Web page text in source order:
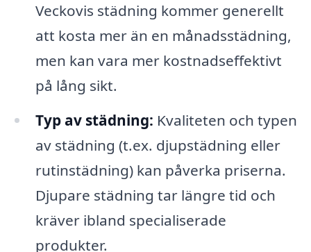
Veckovis städning kommer generellt
att kosta mer än en månadsstädning,
men kan vara mer kostnadseffektivt
på lång sikt.
Typ av städning: Kvaliteten och typen
av städning (t.ex. djupstädning eller
rutinstädning) kan påverka priserna.
Djupare städning tar längre tid och
kräver ibland specialiserade
produkter.